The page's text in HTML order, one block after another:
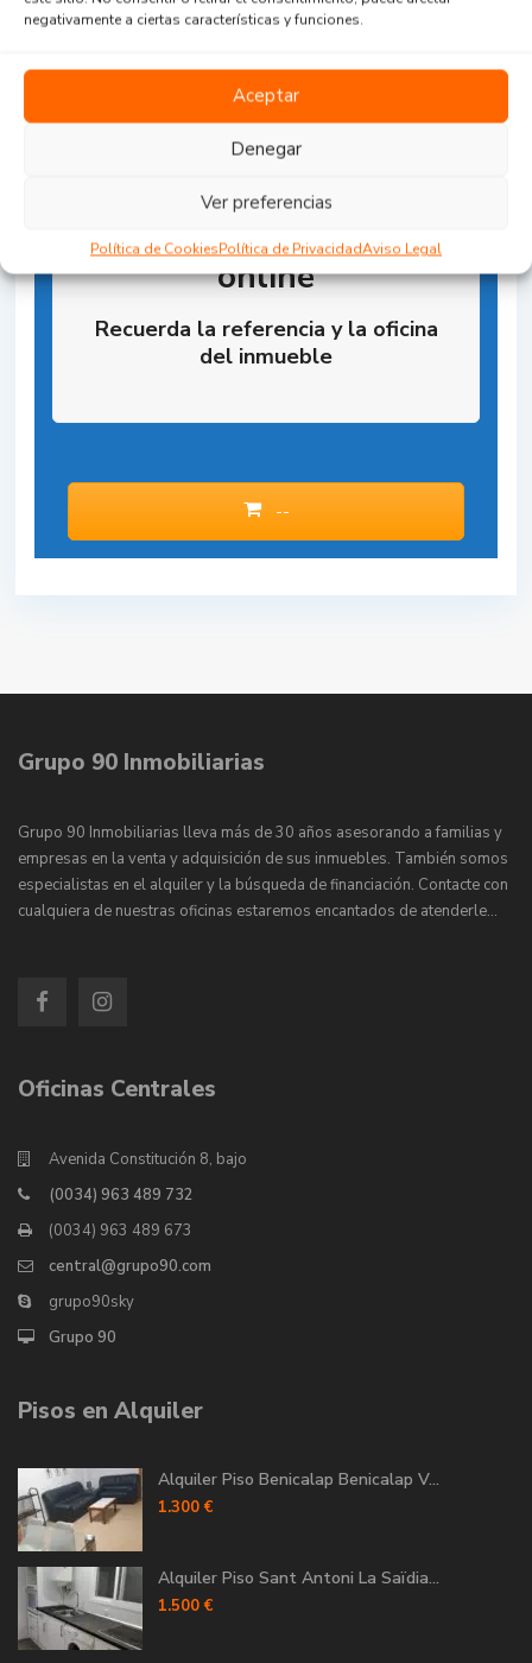
negativamente a ciertas características y funciones.
Aceptar
Denegar
Ver preferencias
Política de CookiesPolítica de PrivacidadAviso Legal
Reserva la Propiedad
online
Recuerda la referencia y la oficina
del inmueble
--
Grupo 90 Inmobiliarias
Grupo 90 Inmobiliarias lleva más de 30 años asesorando a familias y
empresas en la venta y adquisición de sus inmuebles. También somos
especialistas en el alquiler y la búsqueda de financiación. Contacte con
cualquiera de nuestras oficinas estaremos encantados de atenderle…
Oficinas Centrales
Avenida Constitución 8, bajo
(0034) 963 489 732
(0034) 963 489 673
central@grupo90.com
grupo90sky
Grupo 90
Pisos en Alquiler
Alquiler Piso Benicalap Benicalap V...
1.300 €
Alquiler Piso Sant Antoni La Saïdia...
1.500 €